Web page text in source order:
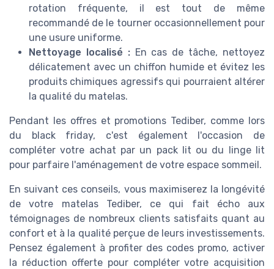
rotation fréquente, il est tout de même
recommandé de le tourner occasionnellement pour
une usure uniforme.
Nettoyage localisé :En cas de tâche, nettoyez
délicatement avec un chiffon humide et évitez les
produits chimiques agressifs qui pourraient altérer
la qualité du matelas.
Pendant les offres et promotions Tediber, comme lors
du black friday, c'est également l'occasion de
compléter votre achat par un pack lit ou du linge lit
pour parfaire l'aménagement de votre espace sommeil.
En suivant ces conseils, vous maximiserez la longévité
de votre matelas Tediber, ce qui fait écho aux
témoignages de nombreux clients satisfaits quant au
confort et à la qualité perçue de leurs investissements.
Pensez également à profiter des codes promo, activer
la réduction offerte pour compléter votre acquisition